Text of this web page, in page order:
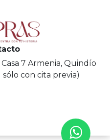
7 Armenia, Quindío
con cita previa)